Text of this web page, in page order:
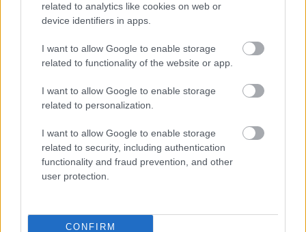
related to analytics like cookies on web or
device identifiers in apps.
I want to allow Google to enable storage
related to functionality of the website or app.
I want to allow Google to enable storage
related to personalization.
I want to allow Google to enable storage
related to security, including authentication
functionality and fraud prevention, and other
user protection.
CONFIRM
A bejegyzés trackback címe:
Kommentek:
A hozzászólások avonatkozó jogszabályokértelmében felhasználói tartalomnak
nem vállal, azokat nem ellenőrzi. Kifogás esetén forduljon a blog szerkesztőjéhez.
Részletek aFelhasználási feltételekbenés az